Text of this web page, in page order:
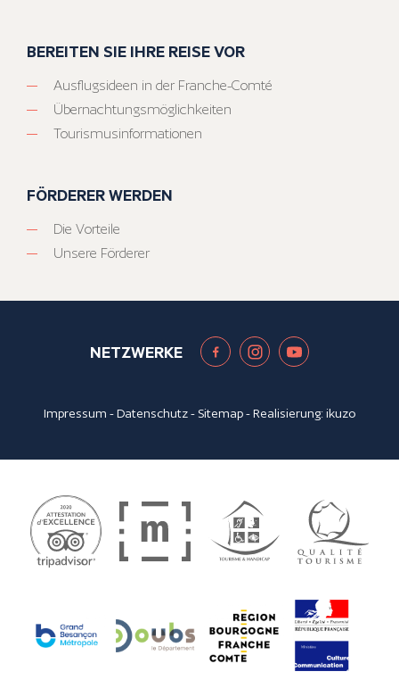
BEREITEN SIE IHRE REISE VOR
Ausflugsideen in der Franche-Comté
Übernachtungsmöglichkeiten
Tourismusinformationen
FÖRDERER WERDEN
Die Vorteile
Unsere Förderer
NETZWERKE
Impressum -Datenschutz- Sitemap- Realisierung:ikuzo